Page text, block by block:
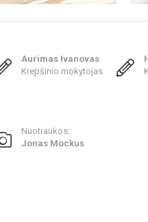
Aurimas Ivanovas
Krepšinio mokytojas
Nuotraukos:
Jonas Mockus